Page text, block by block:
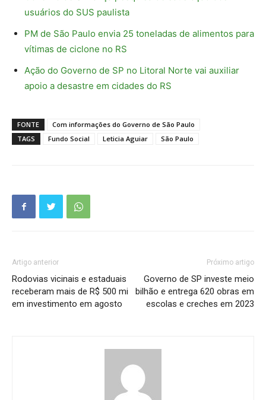
usuários do SUS paulista
PM de São Paulo envia 25 toneladas de alimentos para
vítimas de ciclone no RS
Ação do Governo de SP no Litoral Norte vai auxiliar
apoio a desastre em cidades do RS
FONTE
Com informações do Governo de São Paulo
TAGS
Fundo Social Leticia Aguiar São Paulo
Artigo anterior
Rodovias vicinais e estaduais
receberam mais de R$ 500 mi
em investimento em agosto
Próximo artigo
Governo de SP investe meio
bilhão e entrega 620 obras em
escolas e creches em 2023